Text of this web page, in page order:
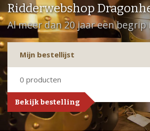
Ridderwebshop
Al meer dan 20 jaar een begrip
Mijn bestellijst
0 producten
Bekijk bestelling